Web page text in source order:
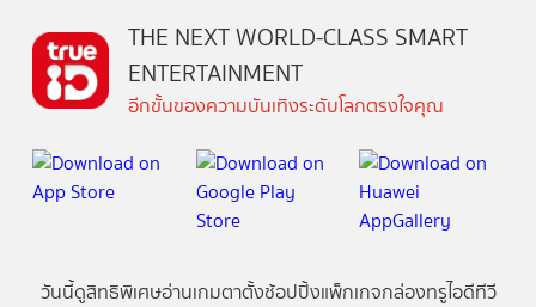
THE NEXT WORLD-CLASS SMART
ENTERTAINMENT
อีกขั้นของความบันเทิงระดับโลกตรงใจคุณ
วันนี้ดูสิทธิพิเศษอ่านเกมตาตั้งช้อปปิ้งแพ็กเกจกล่องทรูไอดีทีวี